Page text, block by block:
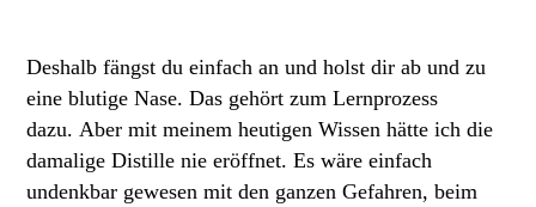
Deshalb fängst du einfach an und holst dir ab und zu
eine blutige Nase. Das gehört zum Lernprozess
dazu. Aber mit meinem heutigen Wissen hätte ich die
damalige Distille nie eröffnet. Es wäre einfach
undenkbar gewesen mit den ganzen Gefahren, beim